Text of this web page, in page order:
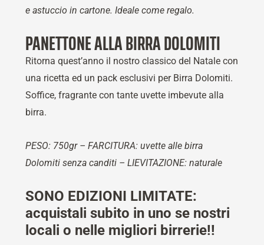
e astuccio in cartone. Ideale come regalo.
PANETTONE ALLA BIRRA DOLOMITI
Ritorna quest’anno il nostro classico del Natale con
una ricetta ed un pack esclusivi per Birra Dolomiti.
Soffice, fragrante con tante uvette imbevute alla
birra.
PESO: 750gr – FARCITURA: uvette alle birra
Dolomiti senza canditi – LIEVITAZIONE: naturale
SONO EDIZIONI LIMITATE:
acquistali subito in uno se nostri
locali o nelle migliori birrerie!!